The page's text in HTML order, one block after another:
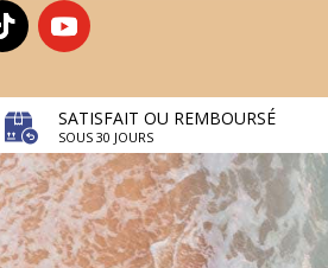
SATISFAIT OU REMBOURSÉ
SOUS 30 JOURS